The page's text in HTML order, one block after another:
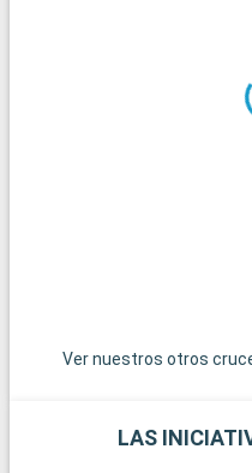
panorámicos. Por último, la
norte, es perfecta para
Ver nuestros otros
LAS